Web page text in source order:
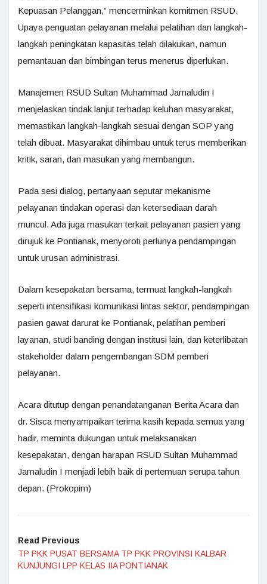
Kepuasan Pelanggan,” mencerminkan komitmen RSUD.
Upaya penguatan pelayanan melalui pelatihan dan langkah-
langkah peningkatan kapasitas telah dilakukan, namun
pemantauan dan bimbingan terus menerus diperlukan.
Manajemen RSUD Sultan Muhammad Jamaludin I
menjelaskan tindak lanjut terhadap keluhan masyarakat,
memastikan langkah-langkah sesuai dengan SOP yang
telah dibuat. Masyarakat dihimbau untuk terus memberikan
kritik, saran, dan masukan yang membangun.
Pada sesi dialog, pertanyaan seputar mekanisme
pelayanan tindakan operasi dan ketersediaan darah
muncul. Ada juga masukan terkait pelayanan pasien yang
dirujuk ke Pontianak, menyoroti perlunya pendampingan
untuk urusan administrasi.
Dalam kesepakatan bersama, termuat langkah-langkah
seperti intensifikasi komunikasi lintas sektor, pendampingan
pasien gawat darurat ke Pontianak, pelatihan pemberi
layanan, studi banding dengan institusi lain, dan keterlibatan
stakeholder dalam pengembangan SDM pemberi
pelayanan.
Acara ditutup dengan penandatanganan Berita Acara dan
dr. Sisca menyampaikan terima kasih kepada semua yang
hadir, meminta dukungan untuk melaksanakan
kesepakatan, dengan harapan RSUD Sultan Muhammad
Jamaludin I menjadi lebih baik di pertemuan serupa tahun
depan. (Prokopim)
Read Previous
TP PKK PUSAT BERSAMA TP PKK PROVINSI KALBAR
KUNJUNGI LPP KELAS IIA PONTIANAK